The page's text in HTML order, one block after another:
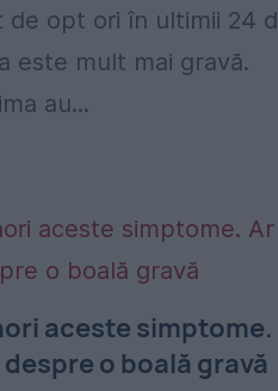
de opt ori în ultimii 24
este mult mai gravă.
au...
aceste simptome.
o boală gravă